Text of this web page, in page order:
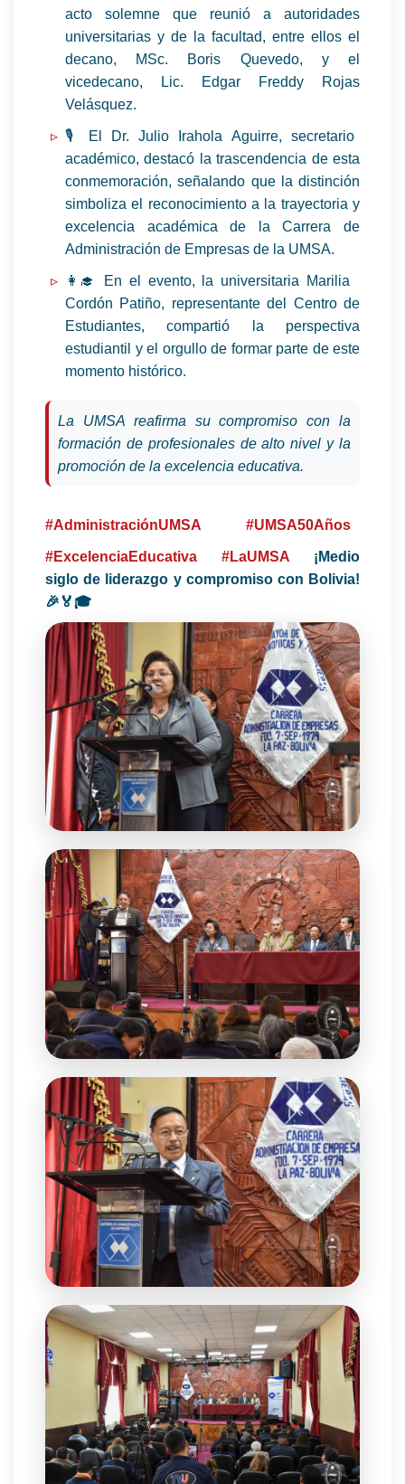
acto solemne que reunió a autoridades
universitarias y de la facultad, entre ellos el
decano, MSc. Boris Quevedo, y el
vicedecano, Lic. Edgar Freddy Rojas
Velásquez.
🎙️ El Dr. Julio Irahola Aguirre, secretario
académico, destacó la trascendencia de esta
conmemoración, señalando que la distinción
simboliza el reconocimiento a la trayectoria y
excelencia académica de la Carrera de
Administración de Empresas de la UMSA.
👩‍🎓 En el evento, la universitaria Marilia
Cordón Patiño, representante del Centro de
Estudiantes, compartió la perspectiva
estudiantil y el orgullo de formar parte de este
momento histórico.
La UMSA reafirma su compromiso con la
formación de profesionales de alto nivel y la
promoción de la excelencia educativa.
#AdministraciónUMSA #UMSA50Años
#ExcelenciaEducativa #LaUMSA
¡Medio
siglo de liderazgo y compromiso con Bolivia!
🎉🏅🎓